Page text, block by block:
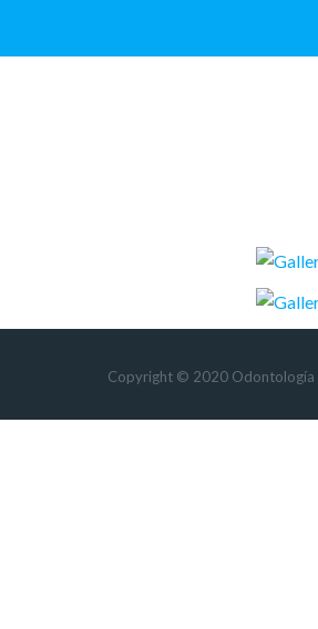
Copyright © 2020 Odontología